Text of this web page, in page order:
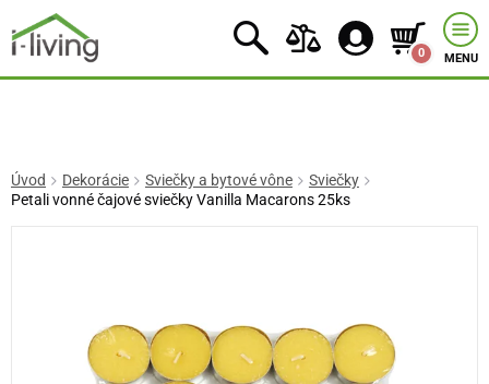
0 MENU
Úvod Dekorácie Sviečky a bytové vône
Sviečky
Petali vonné čajové sviečky Vanilla Macarons 25ks